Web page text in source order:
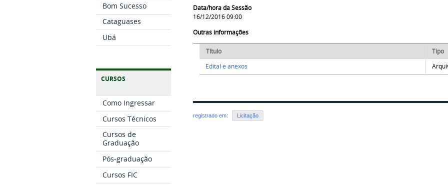
Bom Sucesso
Cataguases
Ubá
CURSOS
Como Ingressar
Cursos Técnicos
Cursos de
Graduação
Pós-graduação
Cursos FIC
Data/hora da Sessão
16/12/2016 09:00
Outras informações
Título
Tipo
Edital e anexos
registrado em: Licitação